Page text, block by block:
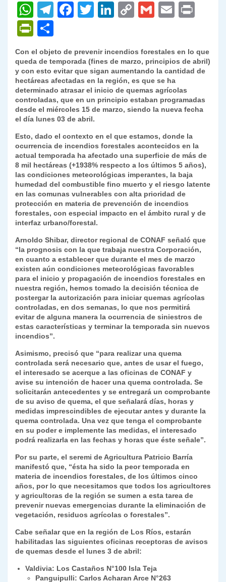
W
h
at
s
A
p
p
T
gr
a
m
F
e
b
o
o
k
T
er
Li
e
dI
n
C
y
Li
n
k
G
l
E
l
P
ri
nt
Fr
ie
n
dl
y
o
m
p
ar
tir
Con el objeto de prevenir incendios forestales en lo que
queda de temporada (fines de marzo, principios de abril)
y con esto evitar que sigan aumentando la cantidad de
hectáreas afectadas en la región, es que se ha
determinado atrasar el inicio de quemas agrícolas
controladas, que en un principio estaban programadas
desde el miércoles 15 de marzo, siendo la nueva fecha
el día lunes 03 de abril.
Esto, dado el contexto en el que estamos, donde la
ocurrencia de incendios forestales acontecidos en la
actual temporada ha afectado una superficie de más de
8 mil hectáreas (+1938% respecto a los últimos 5 años),
las condiciones meteorológicas imperantes, la baja
humedad del combustible fino muerto y el riesgo latente
en las comunas vulnerables con alta prioridad de
protección en materia de prevención de incendios
forestales, con especial impacto en el ámbito rural y de
interfaz urbano/forestal.
Arnoldo Shibar, director regional de CONAF señaló que
“la prognosis con la que trabaja nuestra Corporación,
en cuanto a establecer que durante el mes de marzo
existen aún condiciones meteorológicas favorables
para el inicio y propagación de incendios forestales en
nuestra región, hemos tomado la decisión técnica de
postergar la autorización para iniciar quemas agrícolas
controladas, en dos semanas, lo que nos permitirá
evitar de alguna manera la ocurrencia de siniestros de
estas características y terminar la temporada sin nuevos
incendios”.
Asimismo, precisó que “para realizar una quema
controlada será necesario que, antes de usar el fuego,
el interesado se acerque a las oficinas de CONAF y
avise su intención de hacer una quema controlada. Se
solicitarán antecedentes y se entregará un comprobante
de su aviso de quema, el que señalará días, horas y
medidas imprescindibles de ejecutar antes y durante la
quema controlada. Una vez que tenga el comprobante
en su poder e implemente las medidas, el interesado
podrá realizarla en las fechas y horas que éste señale”.
Por su parte, el seremi de Agricultura Patricio Barría
manifestó que, “ésta ha sido la peor temporada en
materia de incendios forestales, de los últimos cinco
años, por lo que necesitamos que todos los agricultores
y agricultoras de la región se sumen a esta tarea de
prevenir nuevas emergencias durante la eliminación de
vegetación, residuos agrícolas o forestales”.
Cabe señalar que en la región de Los Ríos, estarán
habilitadas las siguientes oficinas receptoras de avisos
de quemas desde el lunes 3 de abril:
Valdivia: Los Castaños N°100 Isla Teja
Panguipulli: Carlos Acharan Arce N°263